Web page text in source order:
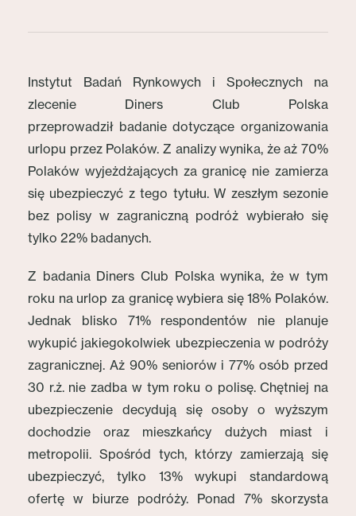
Instytut Badań Rynkowych i Społecznych na
zlecenie Diners Club Polska
przeprowadził badanie dotyczące organizowania
urlopu przez Polaków. Z analizy wynika, że aż 70%
Polaków wyjeżdżających za granicę nie zamierza
się ubezpieczyć z tego tytułu. W zeszłym sezonie
bez polisy w zagraniczną podróż wybierało się
tylko 22% badanych.
Z badania Diners Club Polska wynika, że w tym
roku na urlop za granicę wybiera się 18% Polaków.
Jednak blisko 71% respondentów nie planuje
wykupić jakiegokolwiek ubezpieczenia w podróży
zagranicznej. Aż 90% seniorów i 77% osób przed
30 r.ż. nie zadba w tym roku o polisę. Chętniej na
ubezpieczenie decydują się osoby o wyższym
dochodzie oraz mieszkańcy dużych miast i
metropolii. Spośród tych, którzy zamierzają się
ubezpieczyć, tylko 13% wykupi standardową
ofertę w biurze podróży. Ponad 7% skorzysta